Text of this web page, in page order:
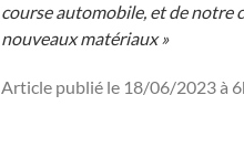
course automobile, et de notre
nouveaux matériaux »
Article publié le 18/06/2023 à